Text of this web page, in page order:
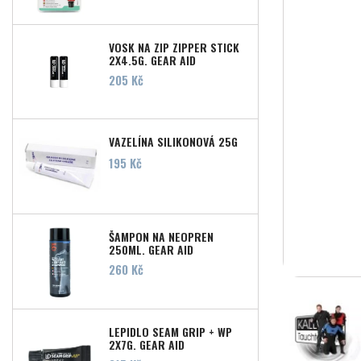
VOSK NA ZIP ZIPPER STICK
2X4,5G, GEAR AID
Cena
205 Kč
VAZELÍNA SILIKONOVÁ 25G
Cena
195 Kč
ŠAMPON NA NEOPREN
250ML, GEAR AID
Cena
260 Kč
LEPIDLO SEAM GRIP + WP
2X7G, GEAR AID